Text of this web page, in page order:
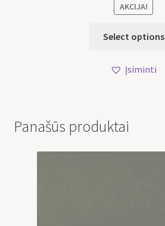
AKCIJA!
Select options
Įsiminti
Panašūs produktai